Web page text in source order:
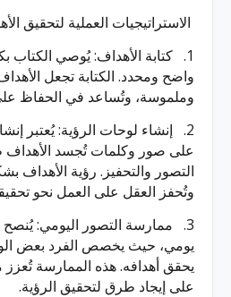
الاستراتيجيات العملية لتحقيق
1. كتابة الأهداف: يُوصي الكتاب
واضح ومحدد. الكتابة تجعل
وملموسة، وتُساعد في الحفاظ
2. إنشاء لوحات الرؤية: يُعتبر
على صور وكلمات تُجسد الأهداف
التصور والتحفيز. رؤية الأهداف
وتُحفز العقل على العمل نحو
3. ممارسة التصور اليومي:
يومي، حيث يخصص الفرد بعض
يحقق أهدافه. هذه الممارسة تُعزز
على إيجاد طرق لتحقيق الرؤية.